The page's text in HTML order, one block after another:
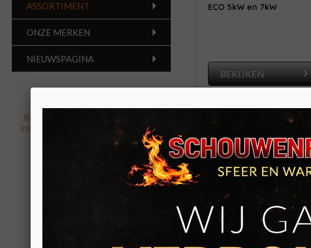
ASSORTIMENT
ONZE MERKEN
NIEUWSPAGINA
Beoordeling
individuele klantbeoordelingen op5-
ECO 5kW en 7kW
BEKIJKEN
Duroflame Abel RC
Convectie pelletkachel